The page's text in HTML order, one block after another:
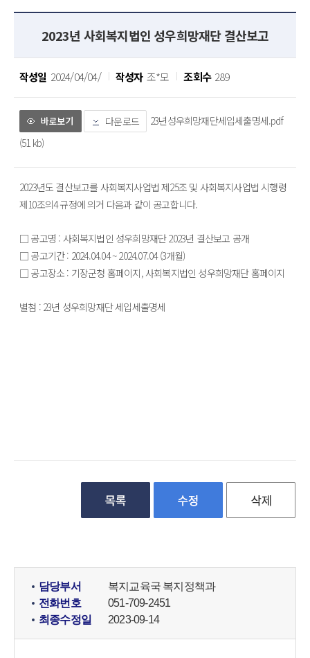
2023년 사회복지법인 성우희망재단 결산보고
작성일 2024/04/04/ 작성자 조*모 조회수 289
다운로드
23년성우희망재단세입세출명세.pdf
(51 kb)
2023년도 결산보고를 사회복지사업법 제25조 및 사회복지사업법 시행령
제10조의4 규정에 의거 다음과 같이 공고합니다.
□ 공고명 : 사회복지법인 성우희망재단 2023년 결산보고 공개
□ 공고기간 : 2024.04.04 ~ 2024.07.04 (3개월)
□ 공고장소 : 기장군청 홈페이지, 사회복지법인 성우희망재단 홈페이지
별첨 : 23년 성우희망재단 세입세출명세
담당부서
복지교육국 복지정책과
전화번호
051-709-2451
최종수정일
2023-09-14